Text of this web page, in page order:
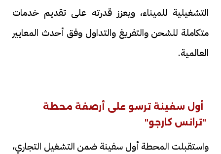
التشغيلية للميناء، ويعزز قدرته على تقديم خدمات
متكاملة للشحن والتفريغ والتداول وفق أحدث المعايير
العالمية.
أول سفينة ترسو على أرصفة محطة
"ترانس كارجو"
واستقبلت المحطة أول سفينة ضمن التشغيل التجاري،